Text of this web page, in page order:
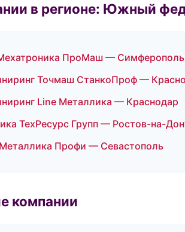
в регионе: Южный
ПроМаш — Симферополь
Точмаш СтанкоПроф —
Line Металлика — Краснодар
ТехРесурс Групп — Ростов-на-
Профи — Севастополь
компании